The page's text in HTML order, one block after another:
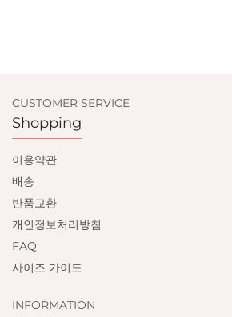
CUSTOMER SERVICE
Shopping
이용약관
배송
반품교환
개인정보처리방침
FAQ
사이즈 가이드
INFORMATION